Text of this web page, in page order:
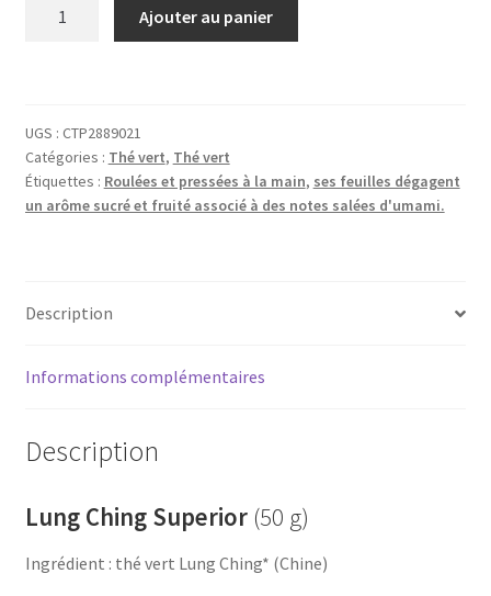
Ajouter au panier
UGS : CTP2889021
Catégories : Thé vert, Thé vert
Étiquettes : Roulées et pressées à la main, ses feuilles dégagent
un arôme sucré et fruité associé à des notes salées d'umami.
Description
Informations complémentaires
Description
Lung Ching Superior (50 g)
Ingrédient : thé vert Lung Ching* (Chine)